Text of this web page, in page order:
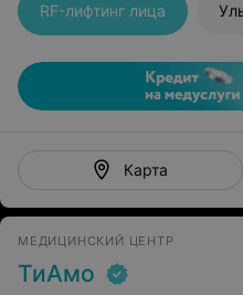
RF-лифтинг лица
Карта
МЕДИЦИНСКИЙ ЦЕНТР
ТиАмо